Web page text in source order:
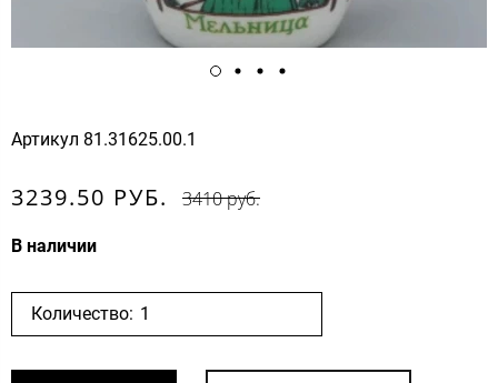
Артикул 81.31625.00.1
3239.50 РУБ. 3410 руб.
В наличии
Количество: